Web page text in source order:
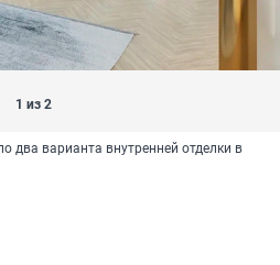
1 из 2
два варианта внутренней отделки в